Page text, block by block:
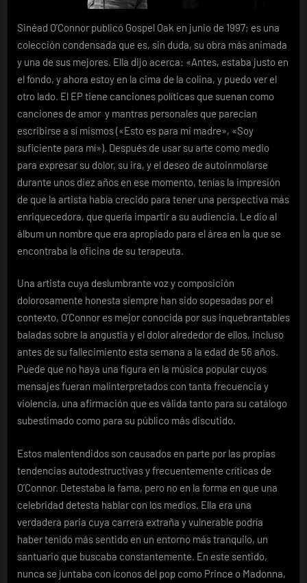
Sinéad O’Connor publicó Gospel Oak en junio de 1997; es una
colección condensada que es, sin duda, su obra más animada
y una de sus mejores. Ella dijo acerca: «Antes, estaba justo en
el fondo, y ahora estoy en la cima de la colina, y puedo ver el
otro lado. El EP tiene canciones políticas que suenan como
canciones de amor y mantras personales que parecían
escribirse a sí mismos («Esto es para mi madre», «Soy
suficiente para mí»). Después de usar su arte como medio
para expresar su dolor, su ira, y el deseo de autoinmolarse
durante unos diez años en ese momento, tenías la impresión
de que la artista había crecido para tener una perspectiva más
enriquecedora, que quería impartir a su audiencia. Le dio al
álbum un nombre que era apropiado para el área en la que se
encontraba la oficina de su terapeuta.
Una artista cuya deslumbrante voz y composición
dolorosamente honesta siempre han sido sopesadas por el
contexto, O’Connor es mejor conocida por sus inquebrantables
baladas sobre la angustia y el dolor alrededor de ellos, incluso
antes de su fallecimiento esta semana a la edad de 56 años.
Puede que no haya una figura en la música popular cuyos
mensajes fueran malinterpretados con tanta frecuencia y
violencia, una afirmación que es válida tanto para su catálogo
subestimado como para su público más discutido.
Estos malentendidos son causados ​​en parte por las propias
tendencias autodestructivas y frecuentemente críticas de
O’Connor. Detestaba la fama, pero no en la forma en que una
celebridad detesta hablar con los medios. Ella era una
verdadera paria cuya carrera extraña y vulnerable podría
haber tenido más sentido en un entorno más tranquilo, un
santuario que buscaba constantemente. En este sentido,
nunca se juntaba con íconos del pop como Prince o Madonna,